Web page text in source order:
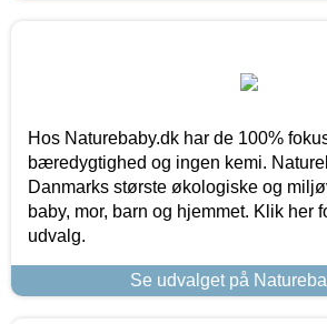
Hos Naturebaby.dk har de 100%
bæredygtighed og ingen kemi.
Danmarks største økologiske og
baby, mor, barn og hjemmet. Klik her
udvalg.
Se udvalget på